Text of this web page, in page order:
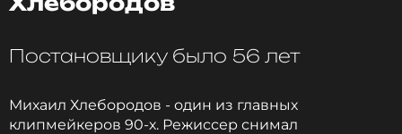
Постановщику было 56 лет
Михаил Хлебородов - один из главных
клипмейкеров 90-х. Режиссер снимал